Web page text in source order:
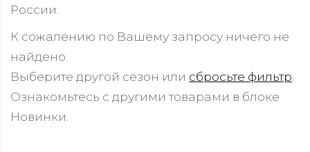
России.
К сожалению по Вашему запросу ничего не
найдено.
Выберите другой сезон или сбросьте фильтр.
Ознакомьтесь с другими товарами в блоке
Новинки.